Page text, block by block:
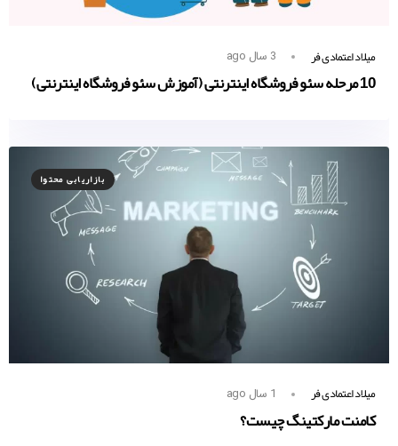
میلاد اعتمادی فر 3 سال ago
10 مرحله سئو فروشگاه اینترنتی (آموزش سئو فروشگاه اینترنتی)
بازاریابی محتوا
میلاد اعتمادی فر 1 سال ago
کامنت مارکتینگ چیست؟